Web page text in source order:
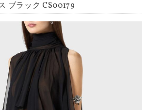
ブラック CS00179